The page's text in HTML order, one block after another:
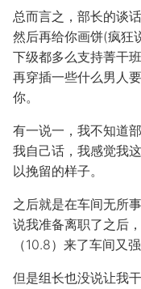
总而言之，部长的谈
然后再给你画饼(疯狂
下级都多么支持菁干
再穿插一些什么男人
你。
有一说一，我不知道
我自己话，我感觉我
以挽留的样子。
之后就是在车间无所
说我准备离职了之后
（10.8）来了车间又
但是组长也没说让我